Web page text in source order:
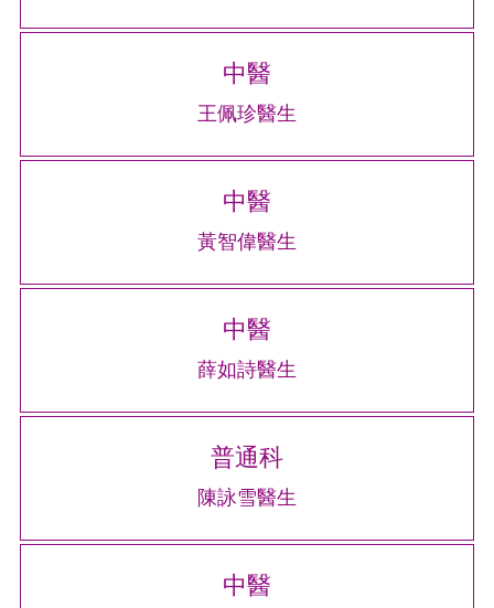
中醫
王佩珍醫生
中醫
黃智偉醫生
中醫
薛如詩醫生
普通科
陳詠雪醫生
中醫